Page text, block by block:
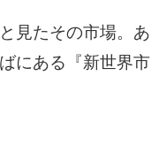
見たその市場。あ
にある『新世界市